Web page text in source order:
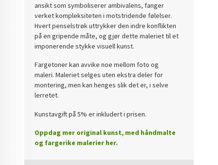
ansikt som symboliserer ambivalens, fanger
verket kompleksiteten i motstridende følelser.
Hvert penselstrøk uttrykker den indre konflikten
på en gripende måte, og gjør dette maleriet til et
imponerende stykke visuell kunst.
Fargetoner kan avvike noe mellom foto og
maleri. Maleriet selges uten ekstra deler for
montering, men kan henges slik det er, i selve
lerretet.
Kunstavgift på 5% er inkludert i prisen.
Oppdag mer original kunst, med håndmalte
og fargerike malerier her.